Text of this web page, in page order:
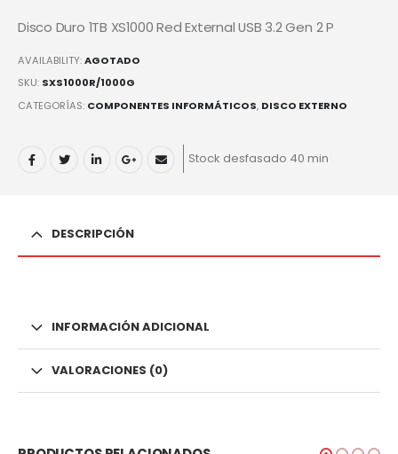
Disco Duro 1TB XS1000 Red External USB 3.2 Gen 2 P
AVAILABILITY:AGOTADO
SKU: SXS1000R/1000G
CATEGORÍAS: COMPONENTES INFORMÁTICOS, DISCO EXTERNO
Stock desfasado 40 min
DESCRIPCIÓN
INFORMACIÓN ADICIONAL
VALORACIONES (0)